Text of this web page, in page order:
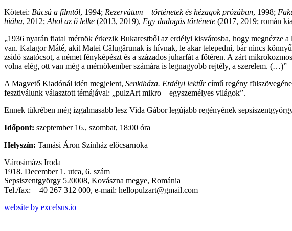
Kötetei: Búcsú a filmtől, 1994; Rezervátum – történetek és hézagok prózában, 1998;
hiába, 2012;Ahol az ő lelke (2013, 2019), Egy dadogás története (2017, 2019; román
„1936 nyarán fiatal mérnök érkezik Bukarestből az erdélyi kisvárosba, hogy megnézze
van. Kalagor Máté, akit Matei Călugărunak is hívnak, le akar telepedni, bár nincs
zsidó szatócsot, a németfényképésztés a százados juharfát a főtéren. A zárt
volna elég, ott van még a mérnökember számára is legnagyobb rejtély, a szerelem. (…)”
A Magvető Kiadónál idén megjelent, Senkiháza. Erdélyi lektűrcímű regény
fesztiválunk választott témájával: „pulzArt mikro – egyszemélyes világok”.
Ennek tükrében még izgalmasabb lesz Vida Gábor legújabb regényének
Időpont: szeptember 16., szombat, 18:00 óra
Helyszín: Tamási Áron Színház előcsarnoka
Városimázs Iroda
1918. December 1. utca, 6. szám
Sepsiszentgyörgy 520008, Kovászna megye, Románia
Tel./fax: + 40 267 312 000, e-mail: hellopulzart@gmail.com
website by excelsus.io